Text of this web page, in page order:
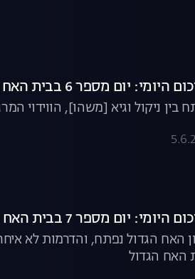
היומי: יום מספר 6 בבית האח הגדול
בין ניקול וגיא [משהו], הווידוי
היומי: יום מספר 7 בבית האח הגדול
האח הגדול נפתח, והדרמות לא
האח הגדול